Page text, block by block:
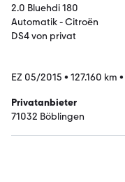
EZ 05/2015 • 127.160 km •
Privatanbieter
71032 Böblingen